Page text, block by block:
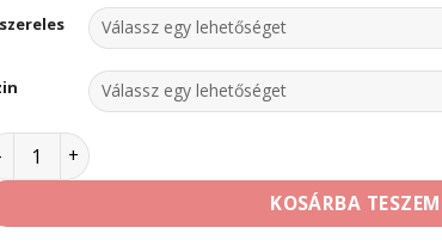
Színezőpaszta és festék mennyiség
KOSÁRBA TESZEM